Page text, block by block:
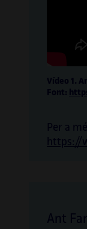
Vídeo 1.
Font:
Per a
https://
Ant